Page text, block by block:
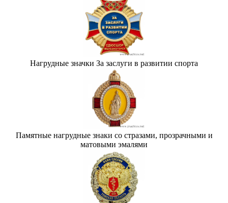
Нагрудные значки За заслуги в развитии спорта
Памятные нагрудные знаки со стразами, прозрачными и
матовыми эмалями